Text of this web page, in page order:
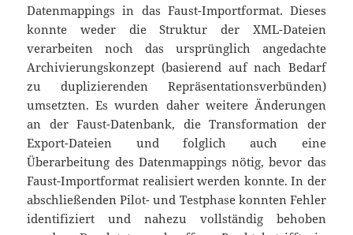
Datenmappings in das Faust-Importformat. Dieses
konnte weder die Struktur der XML-Dateien
verarbeiten noch das ursprünglich angedachte
Archivierungskonzept (basierend auf nach Bedarf
zu duplizierenden Repräsentationsverbünden)
umsetzten. Es wurden daher weitere Änderungen
an der Faust-Datenbank, die Transformation der
Export-Dateien und folglich auch eine
Überarbeitung des Datenmappings nötig, bevor das
Faust-Importformat realisiert werden konnte. In der
abschließenden Pilot- und Testphase konnten Fehler
identifiziert und nahezu vollständig behoben